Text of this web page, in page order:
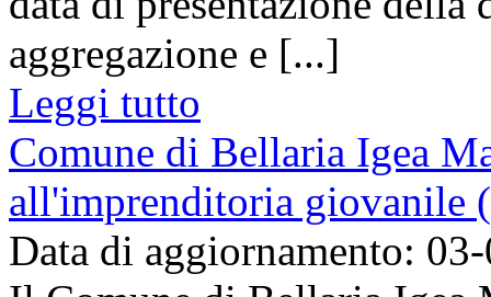
aggregazione e [...]
Leggi tutto
Comune di Bellaria Igea
all'imprenditoria giovanile
Data di aggiornamento: